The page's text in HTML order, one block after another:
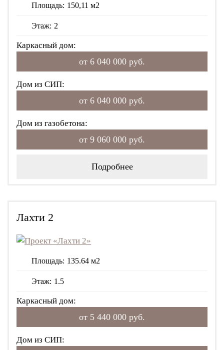
Площадь: 150,11 м2
Этаж: 2
Каркасный дом:
от 6 040 000 руб.
Дом из СИП:
от 6 040 000 руб.
Дом из газобетона:
от 9 060 000 руб.
Подробнее
Лахти 2
Площадь: 135.64 м2
Этаж: 1.5
Каркасный дом:
от 5 440 000 руб.
Дом из СИП: